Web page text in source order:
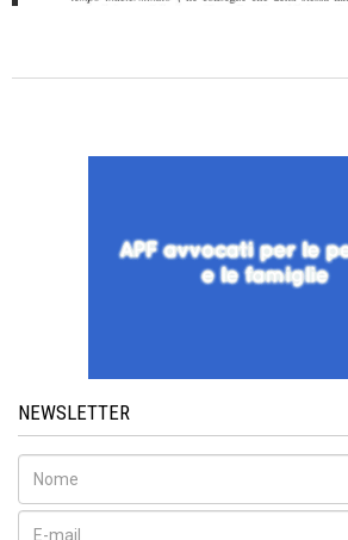
NEWSLETTER